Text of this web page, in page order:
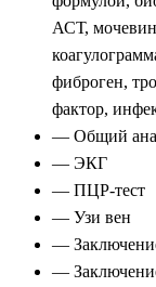
АСТ,
фиброген,
фактор,
— Общий
— ЭКГ
— ПЦР-тест
— Узи вен
—
—